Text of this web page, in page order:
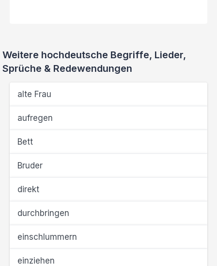
Weitere hochdeutsche Begriffe, Lieder,
Sprüche & Redewendungen
alte Frau
aufregen
Bett
Bruder
direkt
durchbringen
einschlummern
einziehen